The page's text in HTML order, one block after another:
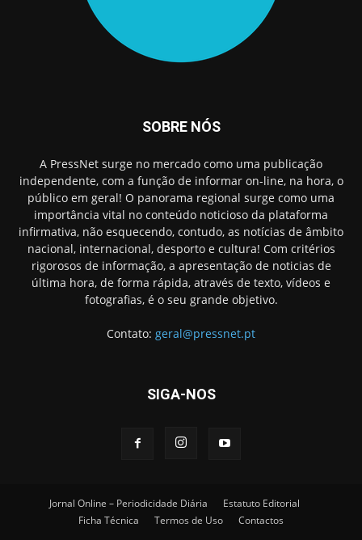
SOBRE NÓS
A PressNet surge no mercado como uma publicação
independente, com a função de informar on-line, na hora, o
público em geral! O panorama regional surge como uma
importância vital no conteúdo noticioso da plataforma
infirmativa, não esquecendo, contudo, as notícias de âmbito
nacional, internacional, desporto e cultura! Com critérios
rigorosos de informação, a apresentação de noticias de
última hora, de forma rápida, através de texto, vídeos e
fotografias, é o seu grande objetivo.
Contato: geral@pressnet.pt
SIGA-NOS
Jornal Online – Periodicidade Diária
Estatuto Editorial
Ficha Técnica
Termos de Uso Contactos